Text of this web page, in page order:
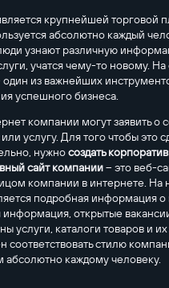
крупнейшей торговой
абсолютно каждый
узнают различную
учатся чему-то новому.
один из важнейших
успешного бизнеса.
компании могут заявить о
услугу. Для того чтобы это
нужносоздать
сайт компании– это веб-
компании в интернете. На
подробная информация
информация, открытые
услуги, каталоги товаров и
соответствовать стилю
абсолютно каждому человеку.